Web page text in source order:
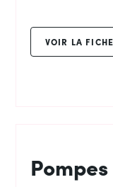
VOIR LA